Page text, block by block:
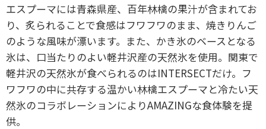
エスプーマには青森県産、百年林檎の果汁が含まれてお
り、炙られることで食感はフワフワのまま、焼きりんご
のような風味が漂います。また、かき氷のベースとなる
氷は、口当たりのよい軽井沢産の天然氷を使用。関東で
軽井沢の天然氷が食べられるのはINTERSECTだけ。フ
ワフワの中に共存する温かい林檎エスプーマと冷たい天
然氷のコラボレーションによりAMAZINGな食体験を提
供。